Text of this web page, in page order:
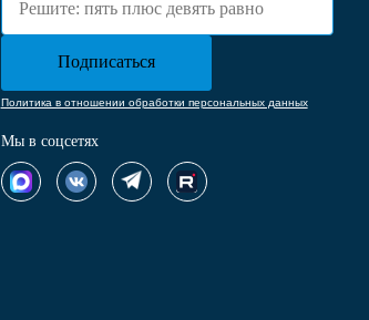
Политика в отношении обработки персональных данных
Мы в соцсетях